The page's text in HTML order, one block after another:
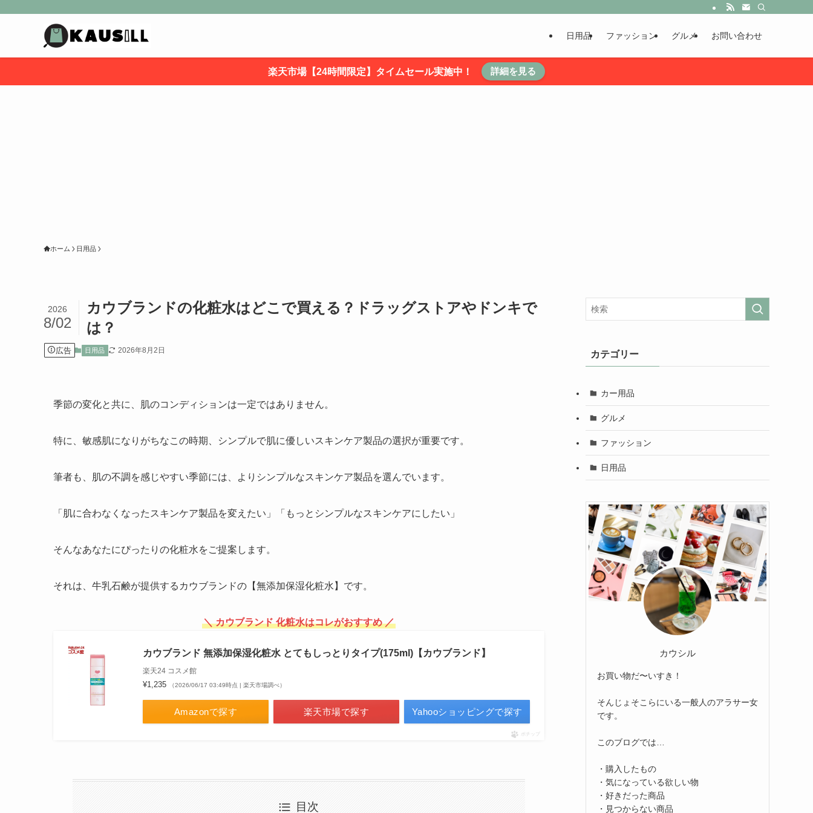
日用品 ファッション グルメ お問い合わせ
楽天市場【24時間限定】タイムセール実施中！ 詳細を見る
ホーム 日用品
カウブランドの化粧水はどこで買える？ドラッグストアやドンキで
は？
2026
8/02
広告 日用品 2026年8月2日
季節の変化と共に、肌のコンディションは一定ではありません。
特に、敏感肌になりがちなこの時期、シンプルで肌に優しいスキンケア製品の選択が重要です。
筆者も、肌の不調を感じやすい季節には、よりシンプルなスキンケア製品を選んでいます。
「肌に合わなくなったスキンケア製品を変えたい」「もっとシンプルなスキンケアにしたい」
そんなあなたにぴったりの化粧水をご提案します。
それは、牛乳石鹸が提供するカウブランドの【無添加保湿化粧水】です。
＼ カウブランド 化粧水はコレがおすすめ ／
カウブランド 無添加保湿化粧水 とてもしっとりタイプ(175ml)【カウブランド】
楽天24 コスメ館
¥1,235 （2026/06/17 03:49時点 | 楽天市場調べ）
Amazonで探す 楽天市場で探す Yahooショッピングで探す
ポチップ
目次
カテゴリー
カー用品
グルメ
ファッション
日用品
カウシル
お買い物だ〜いすき！
そんじょそこらにいる一般人のアラサー女
です。
このブログでは…
・購入したもの
・気になっている欲しい物
・好きだった商品
・見つからない商品